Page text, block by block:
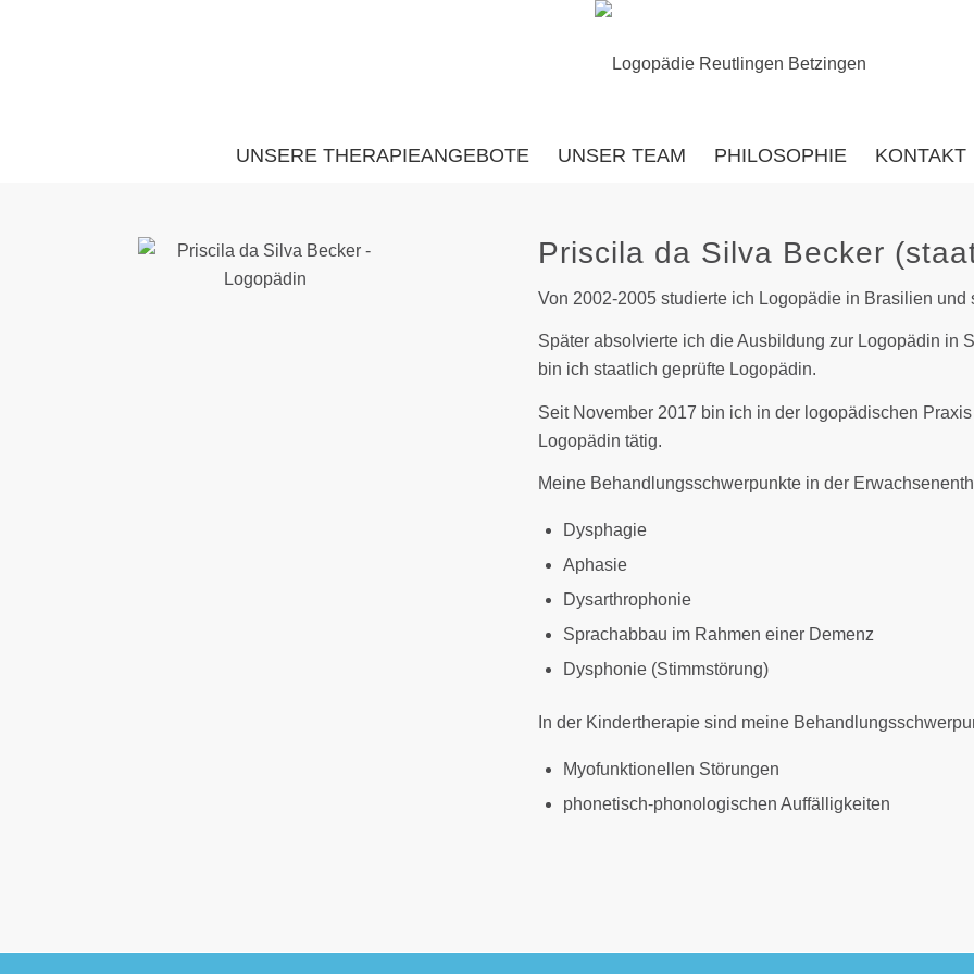
UNSERE THERAPIEANGEBOTE UNSER TEAM PHILOSOPHIE KONTAKT
Priscila da Silva Becker
Von 2002-2005 studierte ich Logopädie in Brasilien
Später absolvierte ich die Ausbildung zur Logopädin in
bin ich staatlich geprüfte Logopädin.
Seit November 2017 bin ich in der logopädischen
Logopädin tätig.
Meine Behandlungsschwerpunkte in der
Dysphagie
Aphasie
Dysarthrophonie
Sprachabbau im Rahmen einer Demenz
Dysphonie (Stimmstörung)
In der Kindertherapie sind meine
Myofunktionellen Störungen
phonetisch-phonologischen Auffälligkeiten